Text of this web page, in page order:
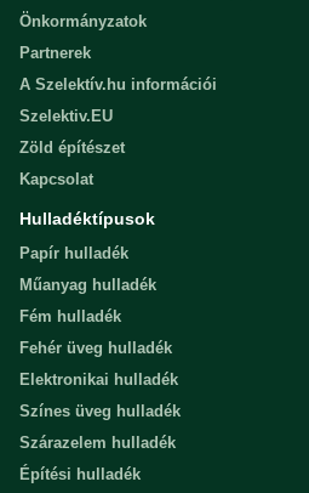
Önkormányzatok
Partnerek
A Szelektív.hu információi
Szelektiv.EU
Zöld építészet
Kapcsolat
Hulladéktípusok
Papír hulladék
Műanyag hulladék
Fém hulladék
Fehér üveg hulladék
Elektronikai hulladék
Színes üveg hulladék
Szárazelem hulladék
Építési hulladék